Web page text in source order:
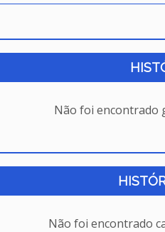
Não foi encontrado
Não foi encontrado